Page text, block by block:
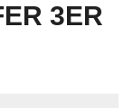
3ER